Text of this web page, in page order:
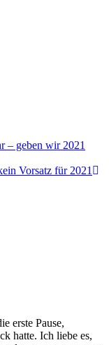
– geben wir 2021
Vorsatz für 2021
erste Pause,
hatte. Ich liebe es,